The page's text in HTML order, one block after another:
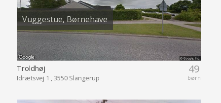
Vuggestue, Børnehave
49
børn
Troldhøj
Idrætsvej 1 , 3550 Slangerup